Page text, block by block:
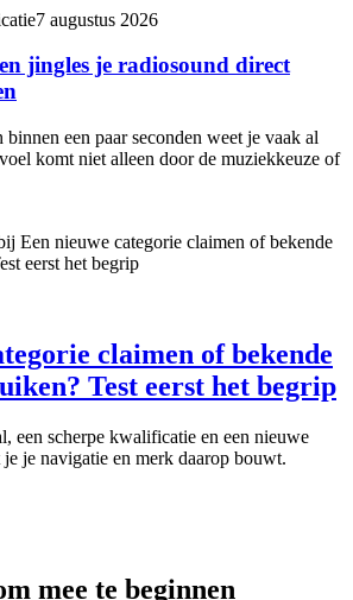
7 augustus 2026
jingles je radiosound direct
binnen een paar seconden weet je vaak al
komt niet alleen door de muziekkeuze of
claimen of bekende
Test eerst het begrip
een scherpe kwalificatie en een nieuwe
je navigatie en merk daarop bouwt.
mee te beginnen